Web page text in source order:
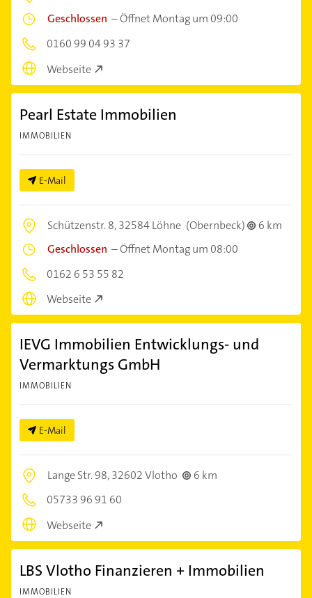
Geschlossen –Öffnet Montag um 09:00
0160 99 04 93 37
Webseite
Pearl Estate Immobilien
IMMOBILIEN
E-Mail
Schützenstr. 8,32584 Löhne (Obernbeck)
6 km
Geschlossen –Öffnet Montag um 08:00
0162 6 53 55 82
Webseite
IEVG Immobilien Entwicklungs- und
Vermarktungs GmbH
IMMOBILIEN
E-Mail
Lange Str. 98,32602 Vlotho
6 km
05733 96 91 60
Webseite
LBS Vlotho Finanzieren + Immobilien
IMMOBILIEN